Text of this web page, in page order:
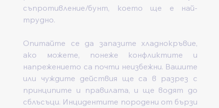
съпротивление/бунт, което ще е най-
трудно.
Опитайте се да запазите хладнокръвие,
ако можете, понеже конфликтите и
напрежението са почти неизбежни. Вашите
или чуждите действия ще са в разрез с
принципите и правилата, и ще водят до
сблъсъци. Инцидентите породени от бързи